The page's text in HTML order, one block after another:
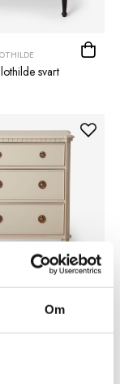
Om
svart
3 lådor antikgrå